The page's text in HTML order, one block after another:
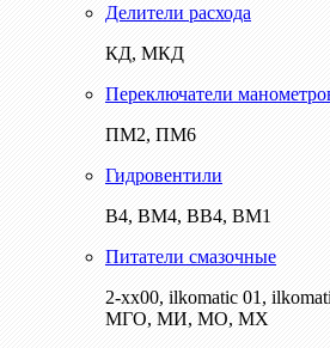
Делители расхода
КД, МКД
Переключатели
ПМ2, ПМ6
Гидровентили
В4, ВМ4, ВВ4, ВМ1
Питатели смазочные
2-хх00, ilkomatic 01,
МГО, МИ, МО, МХ